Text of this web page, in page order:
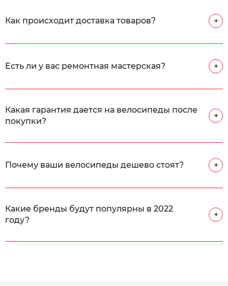
Как происходит доставка товаров? +
Есть ли у вас ремонтная мастерская? +
Какая гарантия дается на велосипеды после
покупки?
+
Почему ваши велосипеды дешево стоят? +
Какие бренды будут популярны в 2022
году?
+